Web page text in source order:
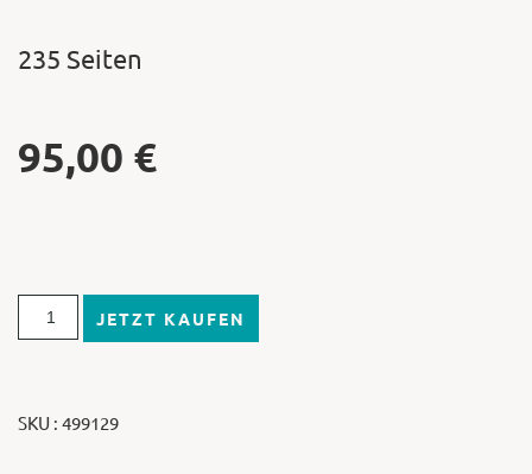
235 Seiten
95,00 €
JETZT KAUFEN
SKU : 499129